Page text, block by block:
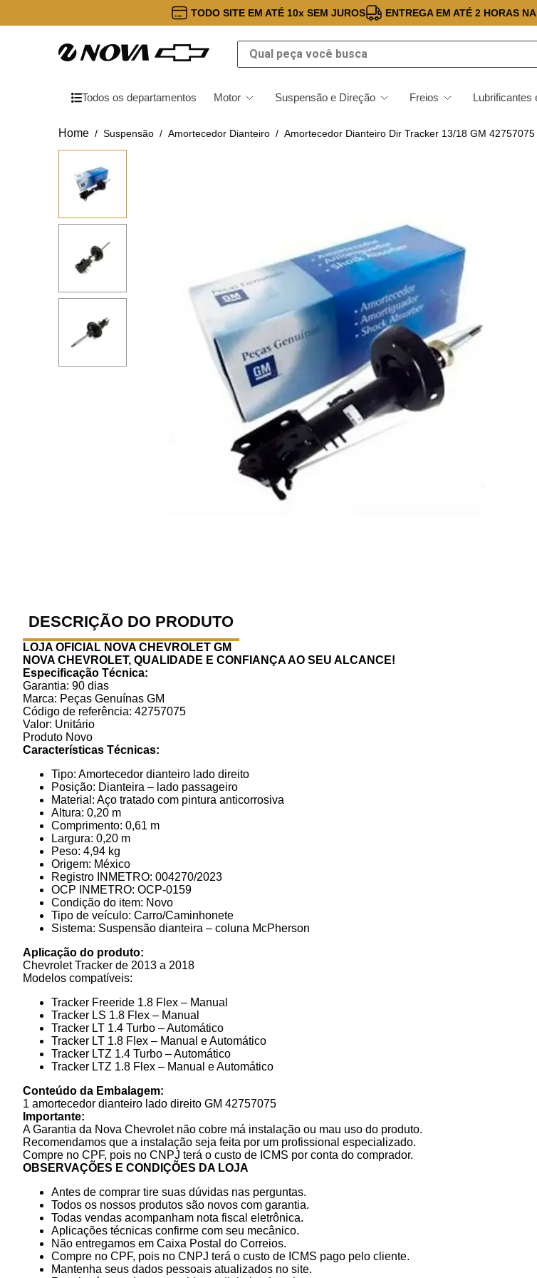
TODO SITE EM ATÉ 10x SEM JUROS ENTREGA EM ATÉ 2 HORAS
Qual peça você busca
Todos os departamentos Motor Suspensão e Direção Freios Lubrificantes
Suspensão Amortecedor Dianteiro Amortecedor Dianteiro Dir Tracker 13/18 GM 42757075
DESCRIÇÃO DO PRODUTO
LOJA OFICIAL NOVA CHEVROLET GM
NOVA CHEVROLET, QUALIDADE E CONFIANÇA AO SEU ALCANCE!
Especificação Técnica:
Garantia: 90 dias
Marca: Peças Genuínas GM
Código de referência: 42757075
Valor: Unitário
Produto Novo
Características Técnicas:
Tipo: Amortecedor dianteiro lado direito
Posição: Dianteira – lado passageiro
Material: Aço tratado com pintura anticorrosiva
Altura: 0,20 m
Comprimento: 0,61 m
Largura: 0,20 m
Peso: 4,94 kg
Origem: México
Registro INMETRO: 004270/2023
OCP INMETRO: OCP-0159
Condição do item: Novo
Tipo de veículo: Carro/Caminhonete
Sistema: Suspensão dianteira – coluna McPherson
Aplicação do produto:
Chevrolet Tracker de 2013 a 2018
Modelos compatíveis:
Tracker Freeride 1.8 Flex – Manual
Tracker LS 1.8 Flex – Manual
Tracker LT 1.4 Turbo – Automático
Tracker LT 1.8 Flex – Manual e Automático
Tracker LTZ 1.4 Turbo – Automático
Tracker LTZ 1.8 Flex – Manual e Automático
Conteúdo da Embalagem:
1 amortecedor dianteiro lado direito GM 42757075
Importante:
A Garantia da Nova Chevrolet não cobre má instalação ou mau uso do produto.
Recomendamos que a instalação seja feita por um profissional especializado.
Compre no CPF, pois no CNPJ terá o custo de ICMS por conta do comprador.
OBSERVAÇÕES E CONDIÇÕES DA LOJA
Antes de comprar tire suas dúvidas nas perguntas.
Todos os nossos produtos são novos com garantia.
Todas vendas acompanham nota fiscal eletrônica.
Aplicações técnicas confirme com seu mecânico.
Não entregamos em Caixa Postal do Correios.
Compre no CPF, pois no CNPJ terá o custo de ICMS pago pelo cliente.
Mantenha seus dados pessoais atualizados no site.